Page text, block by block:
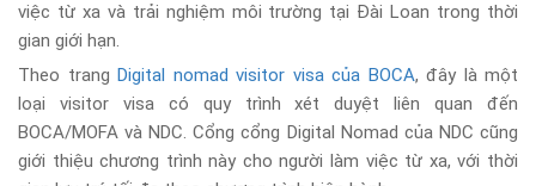
việc từ xa và trải nghiệm môi trường tại Đài Loan trong thời
gian giới hạn.
Theo trang Digital nomad visitor visa của BOCA, đây là một
loại visitor visa có quy trình xét duyệt liên quan đến
BOCA/MOFA và NDC. Cổng cổng Digital Nomad của NDC cũng
giới thiệu chương trình này cho người làm việc từ xa, với thời